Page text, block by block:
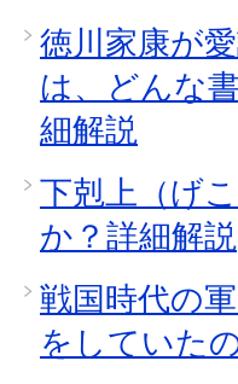
徳川家康が
は、どんな
細解説
下剋上（げ
か？詳細解説
戦国時代の
をしていた